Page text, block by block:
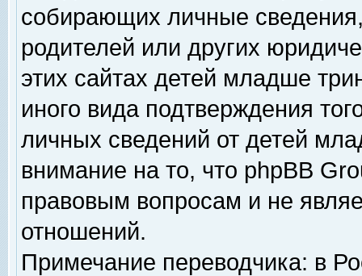
собирающих личные
родителей или других
этих сайтах детей младше
иного вида подтверждения
личных сведений от детей
внимание на то, что phpBB
правовым вопросам и не
отношений.
Примечание переводчика: в